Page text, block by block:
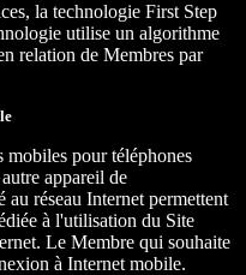
la technologie First Step
utilise un algorithme
relation de Membres par
mobiles pour téléphones
appareil de
réseau Internet permettent
à l'utilisation du Site
Le Membre qui souhaite
à Internet mobile.